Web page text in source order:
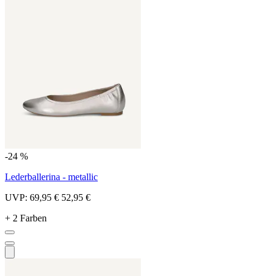
-24 %
Lederballerina - metallic
UVP: 69,95 € 52,95 €
+ 2 Farben